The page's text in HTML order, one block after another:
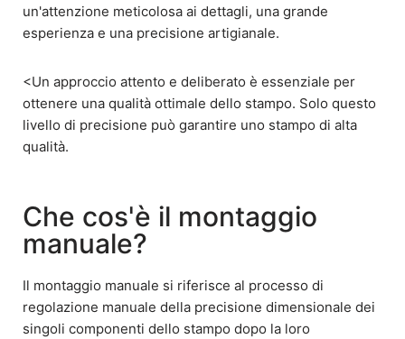
un'attenzione meticolosa ai dettagli, una grande
esperienza e una precisione artigianale.
<Un approccio attento e deliberato è essenziale per
ottenere una qualità ottimale dello stampo. Solo questo
livello di precisione può garantire uno stampo di alta
qualità.
Che cos'è il montaggio
manuale?
Il montaggio manuale si riferisce al processo di
regolazione manuale della precisione dimensionale dei
singoli componenti dello stampo dopo la loro